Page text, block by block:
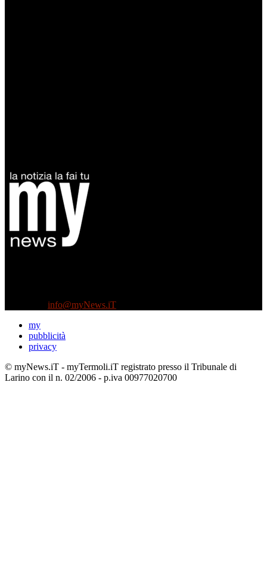
info@myNews.iT
my
pubblicità
privacy
© myNews.iT - myTermoli.iT registrato presso il Tribunale di
Larino con il n. 02/2006 - p.iva 00977020700